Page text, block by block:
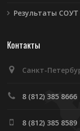
Результаты СОУТ
Контакты
Санкт-
8 (812) 385 8666
8 (812) 385 8589